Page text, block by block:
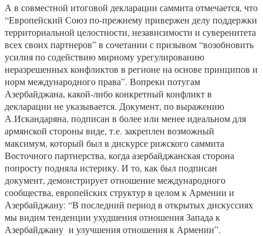
А в совместной итоговой декларации саммита отмечается, что
“Европейский Союз по-прежнему привержен делу поддержки
территориальной целостности, независимости и суверенитета
всех своих партнеров” в сочетании с призывом “возобновить
усилия по содействию мирному урегулированию
неразрешенных конфликтов в регионе на основе принципов и
норм международного права”. Вопреки потугам
Азербайджана, какой-либо конкретный конфликт в
декларации не указывается. Документ, по выражению
А.Искандаряна, подписан в более или менее идеальном для
армянской стороны виде, т.е. закреплен возможный
максимум, который был в дискурсе рижского саммита
Восточного партнерства, когда азербайджанская сторона
попросту подняла истерику. И то, как был подписан
документ, демонстрирует отношение международного
сообщества, европейских структур в целом к Армении и
Азербайджану: “В последний период в открытых дискуссиях
мы видим тенденции ухудшения отношения Запада к
Азербайджану и улучшения отношения к Армении”.